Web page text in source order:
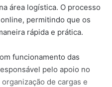
área logística. O processo
permitindo que os
rápida e prática.
funcionamento das
pelo apoio no
de cargas e